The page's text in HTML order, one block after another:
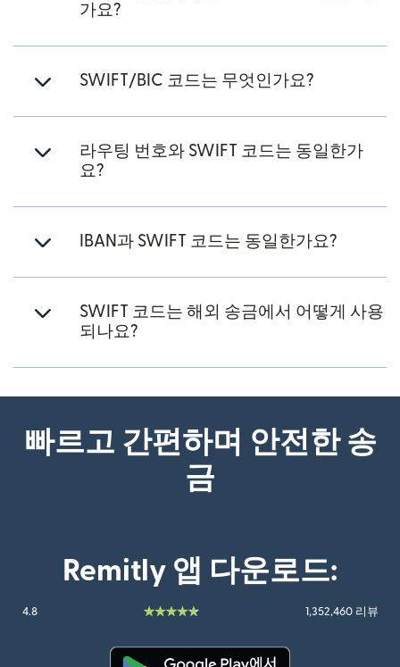
가요?
SWIFT/BIC 코드는 무엇인가요?
라우팅 번호와 SWIFT 코드는 동일한가
요?
IBAN과 SWIFT 코드는 동일한가요?
SWIFT 코드는 해외 송금에서 어떻게 사용
되나요?
빠르고 간편하며 안전한 송
금
Remitly 앱 다운로드:
4.8 1,352,460 리뷰